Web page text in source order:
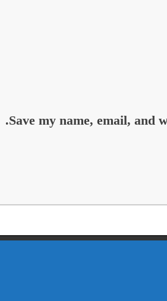
Save my name, email, and